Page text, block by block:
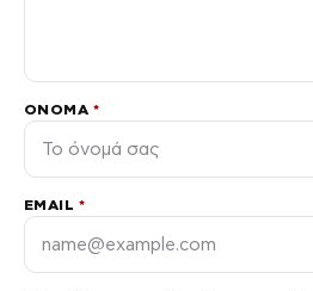
ΌΝΟΜΑ *
EMAIL *